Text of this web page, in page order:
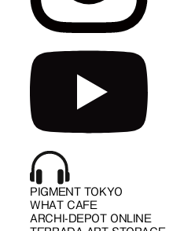
PIGMENT TOKYO
WHAT CAFE
ARCHI-DEPOT ONLINE